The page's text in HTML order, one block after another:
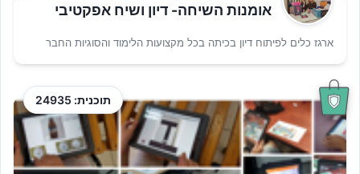
אומנות השיחה- דיון ושיח אפקטיבי
ארגז כלים לפיתוח דיון בכיתה בכל מקצועות הלימוד והסוגיות החבר
תוכנית: 24935